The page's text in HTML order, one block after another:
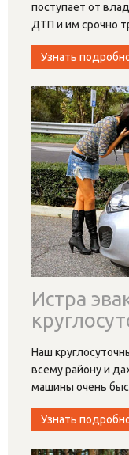
поступает от
ДТП и им срочно
Узнать
Истра
Наш
всему району и
машины очень
Узнать